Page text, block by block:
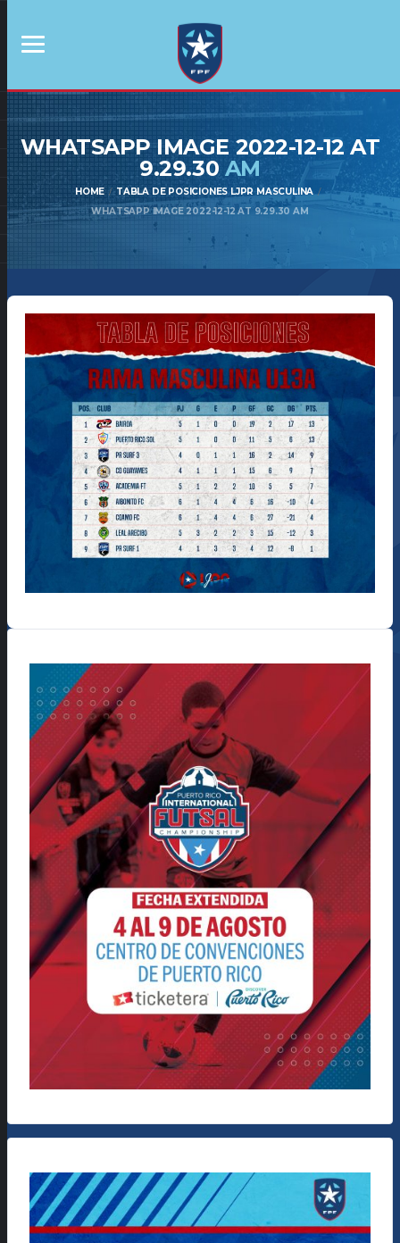
WHATSAPP IMAGE 2022-12-12 AT
9.29.30 AM
HOME
TABLA DE POSICIONES LJPR MASCULINA
WHATSAPP IMAGE 2022-12-12 AT 9.29.30 AM